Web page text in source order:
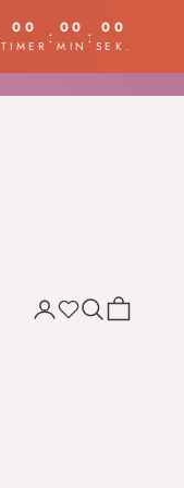
00
TIMER : 00
MIN : 00
SEK.
Wishlist
Søg